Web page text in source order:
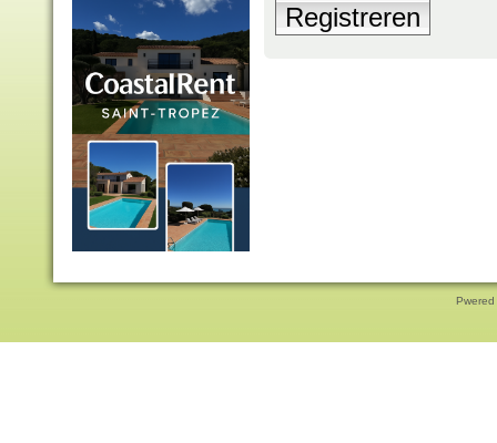
Registreren